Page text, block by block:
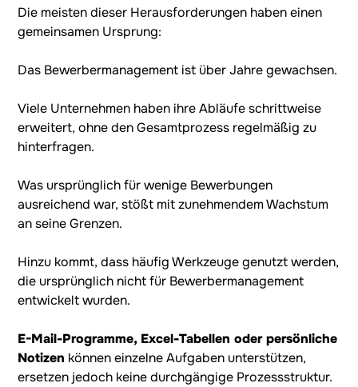
Die meisten dieser Herausforderungen haben einen
gemeinsamen Ursprung:
Das Bewerbermanagement ist über Jahre gewachsen.
Viele Unternehmen haben ihre Abläufe schrittweise
erweitert, ohne den Gesamtprozess regelmäßig zu
hinterfragen.
Was ursprünglich für wenige Bewerbungen
ausreichend war, stößt mit zunehmendem Wachstum
an seine Grenzen.
Hinzu kommt, dass häufig Werkzeuge genutzt werden,
die ursprünglich nicht für Bewerbermanagement
entwickelt wurden.
E-Mail-Programme, Excel-Tabellen oder persönliche
Notizen können einzelne Aufgaben unterstützen,
ersetzen jedoch keine durchgängige Prozessstruktur.